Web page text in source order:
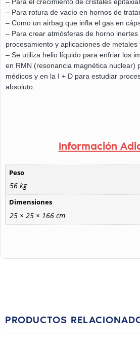
– Para rotura de vacío en hornos de
– Como un airbag que infla el gas en
– Para crear atmósferas de horno
procesamiento y aplicaciones de metales
– Se utiliza helio líquido para enfriar los
en RMN (resonancia magnética nuclear)
médicos y en la I + D para estudiar
absoluto.
Información
Peso
56 kg
Dimensiones
25 × 25 × 166 cm
PRODUCTOS